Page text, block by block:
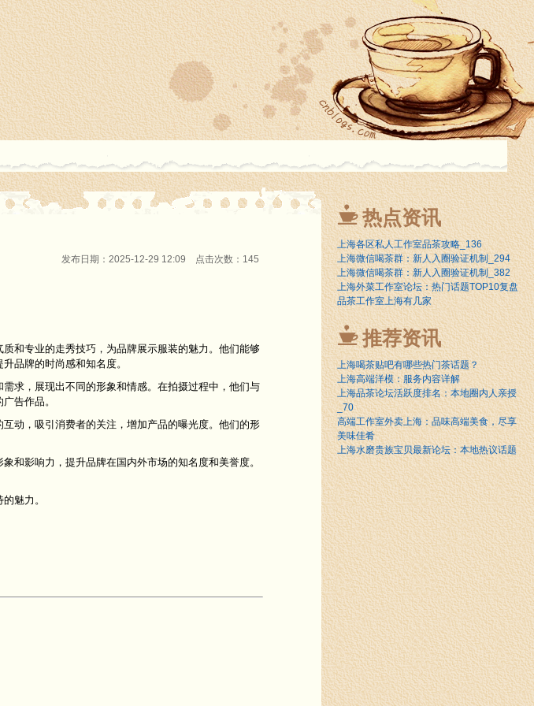
发布日期：2025-12-29 12:09 点击次数：145
和专业的走秀技巧，为品牌展示服装的魅力。他们能够
品牌的时尚感和知名度。
求，展现出不同的形象和情感。在拍摄过程中，他们与
告作品。
动，吸引消费者的关注，增加产品的曝光度。他们的形
和影响力，提升品牌在国内外市场的知名度和美誉度。
魅力。
热点资讯
上海各区私人工作室品茶攻略_136
上海微信喝茶群：新人入圈验证机制_294
上海微信喝茶群：新人入圈验证机制_382
上海外菜工作室论坛：热门话题TOP10复盘
品茶工作室上海有几家
推荐资讯
上海喝茶贴吧有哪些热门茶话题？
上海高端洋模：服务内容详解
上海品茶论坛活跃度排名：本地圈内人亲授
_70
高端工作室外卖上海：品味高端美食，尽享
美味佳肴
上海水磨贵族宝贝最新论坛：本地热议话题